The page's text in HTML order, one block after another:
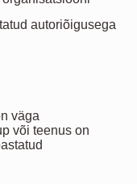
autoriõigusega
väga
või teenus on